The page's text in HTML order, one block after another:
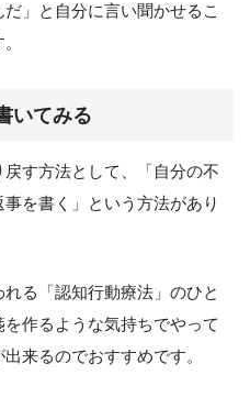
」と自分に言い聞かせるこ
いてみる
す方法として、「自分の不
を書く」という方法があり
る「認知行動療法」のひと
作るような気持ちでやって
来るのでおすすめです。